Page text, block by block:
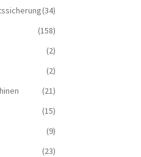
(34)
(158)
(2)
(2)
(21)
(15)
(9)
(23)